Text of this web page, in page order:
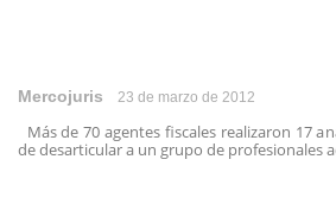
Mercojuris 23 de marzo de 2012
Más de 70 agentes fiscales realizaron 17
de desarticular a un grupo de profesionales